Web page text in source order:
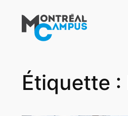
contenu
Étiquette :